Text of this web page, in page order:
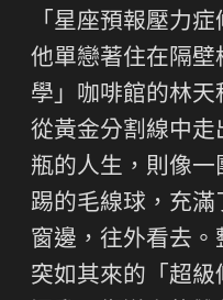
「星座預報壓力
他單戀著住在隔壁
學」咖啡館的林
從黃金分割線中走
瓶的人生，則像一
踢的毛線球，充
窗邊，往外看去。
突如其來的「超